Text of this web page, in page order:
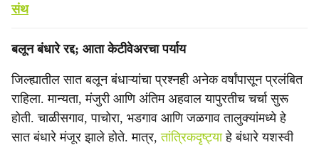
संथ
बलून बंधारे रद्द; आता केटीवेअरचा पर्याय
जिल्ह्यातील सात बलून बंधाऱ्यांचा प्रश्नही अनेक वर्षांपासून प्रलंबित
राहिला. मान्यता, मंजुरी आणि अंतिम अहवाल यापुरतीच चर्चा सुरू
होती. चाळीसगाव, पाचोरा, भडगाव आणि जळगाव तालुक्यांमध्ये हे
सात बंधारे मंजूर झाले होते. मात्र,तांत्रिकदृष्ट्याहे बंधारे यशस्वी